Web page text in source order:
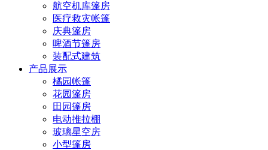
航空机库篷房
医疗救灾帐篷
庆典篷房
啤酒节篷房
装配式建筑
产品展示
橘园帐篷
花园篷房
田园篷房
电动推拉棚
玻璃星空房
小型篷房